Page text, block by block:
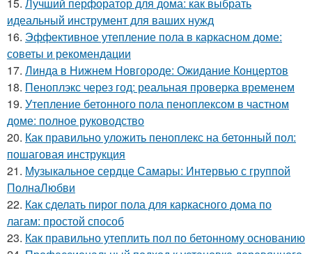
идеальный инструмент для ваших нужд
16. Эффективное утепление пола в каркасном доме:
советы и рекомендации
17. Линда в Нижнем Новгороде: Ожидание Концертов
18. Пеноплэкс через год: реальная проверка временем
19. Утепление бетонного пола пеноплексом в частном
доме: полное руководство
20. Как правильно уложить пеноплекс на бетонный пол:
пошаговая инструкция
21. Музыкальное сердце Самары: Интервью с группой
ПолнаЛюбви
22. Как сделать пирог пола для каркасного дома по
лагам: простой способ
23. Как правильно утеплить пол по бетонному основанию